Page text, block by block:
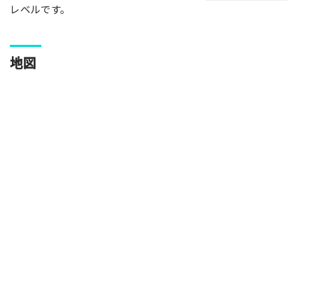
[text photo1alt placeholder "写真の解説※任意]
レベルです。
地図